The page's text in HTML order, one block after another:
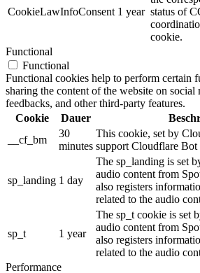
CookieLawInfoConsent 1 year status of
cookie.
Functional
Functional
Functional cookies help to perform certain
sharing the content of the website on
feedbacks, and other third-party features.
Cookie
Dauer
__cf_bm
30
minutes
This cookie, set by
support Cloudflare Bot
sp_landing 1 day
The sp_landing is set
audio content from
also registers
related to the audio
sp_t 1 year
The sp_t cookie is set
audio content from
also registers
related to the audio
Performance